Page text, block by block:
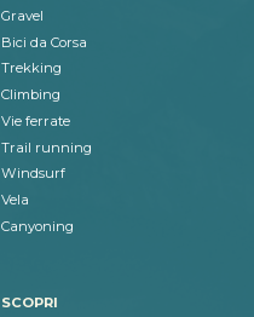
Gravel
Bici da Corsa
Trekking
Climbing
Vie ferrate
Trail running
Windsurf
Vela
Canyoning
SCOPRI